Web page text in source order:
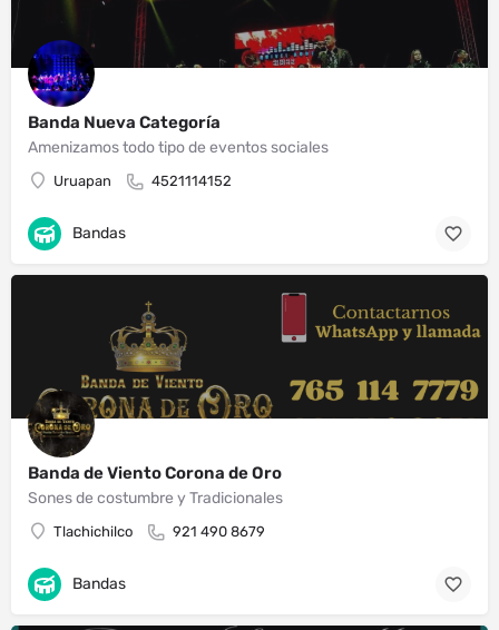
Banda Nueva Categoría
Amenizamos todo tipo de eventos sociales
Uruapan 4521114152
Bandas
Banda de Viento Corona de Oro
Sones de costumbre y Tradicionales
Tlachichilco 921 490 8679
Bandas